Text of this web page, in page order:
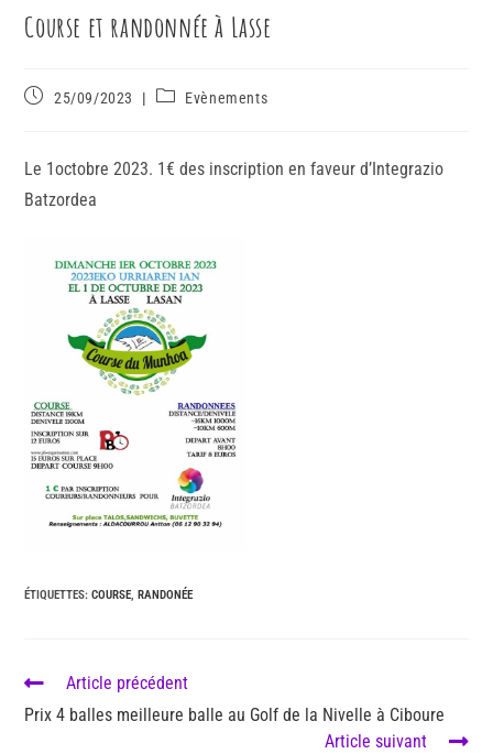
Course et randonnée à Lasse
25/09/2023 Evènements
Le 1octobre 2023. 1€ des inscription en faveur d’Integrazio
Batzordea
ÉTIQUETTES:COURSE, RANDONÉE
Article précédent
Prix 4 balles meilleure balle au Golf de la Nivelle à Ciboure
Article suivant